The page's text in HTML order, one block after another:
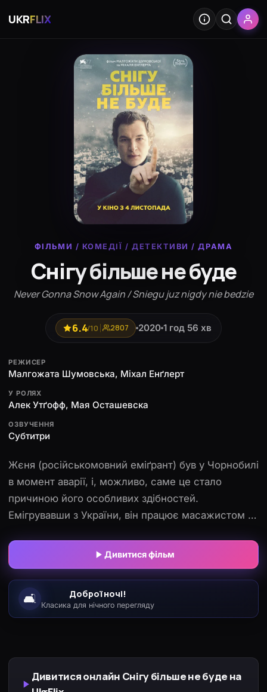
UKRFLIX
ФІЛЬМИ / КОМЕДІЇ /ДЕТЕКТИВИ /ДРАМА
Снігу більше не буде
Never Gonna Snow Again / Sniegu juz nigdy nie bedzie
6.4/10 2807 2020 1 год 56 хв
РЕЖИСЕР
Малгожата Шумовська, Міхал Енґлерт
У РОЛЯХ
Алек Утґофф, Мая Осташевска
ОЗВУЧЕННЯ
Субтитри
Жєня (російськомовний еміґрант) був у Чорнобилі
в момент аварії, і, можливо, саме це стало
причиною його особливих здібностей.
Емігрувавши з України, він працює масажистом у
не лише тіло, але й душу. Заможні клієнти
довіряють йому свої тривоги, переживання й
таємниці. Так Женя перетворився на гуру: одинокі
й нещасні, попри своє багатство, люди
квапляться на масаж, щоб почути, як жити далі.
Дивитися фільм
🛋️ Доброї ночі!
Класика для нічного перегляду
Дивитися онлайн Снігу більше не буде на